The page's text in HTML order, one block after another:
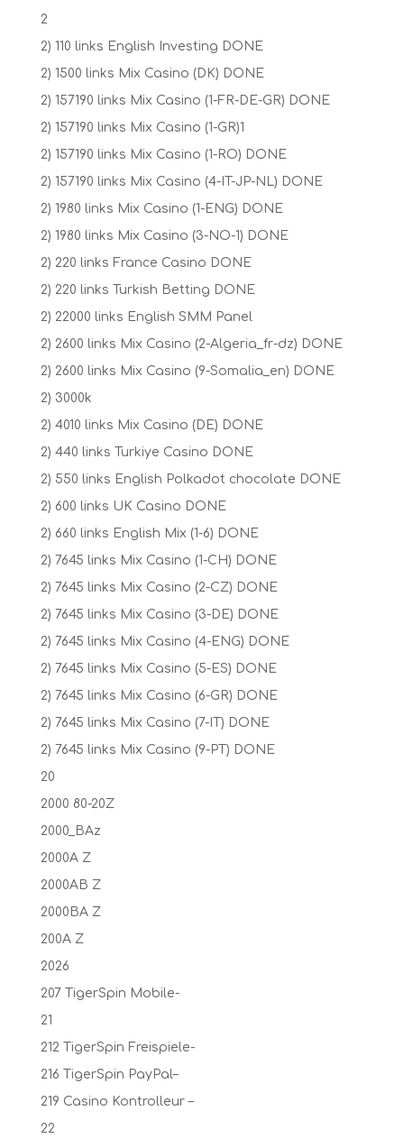
2
2) 110 links English Investing DONE
2) 1500 links Mix Casino (DK) DONE
2) 157190 links Mix Casino (1-FR-DE-GR) DONE
2) 157190 links Mix Casino (1-GR)1
2) 157190 links Mix Casino (1-RO) DONE
2) 157190 links Mix Casino (4-IT-JP-NL) DONE
2) 1980 links Mix Casino (1-ENG) DONE
2) 1980 links Mix Casino (3-NO-1) DONE
2) 220 links France Casino DONE
2) 220 links Turkish Betting DONE
2) 22000 links English SMM Panel
2) 2600 links Mix Casino (2-Algeria_fr-dz) DONE
2) 2600 links Mix Casino (9-Somalia_en) DONE
2) 3000k
2) 4010 links Mix Casino (DE) DONE
2) 440 links Turkiye Casino DONE
2) 550 links English Polkadot chocolate DONE
2) 600 links UK Casino DONE
2) 660 links English Mix (1-6) DONE
2) 7645 links Mix Casino (1-CH) DONE
2) 7645 links Mix Casino (2-CZ) DONE
2) 7645 links Mix Casino (3-DE) DONE
2) 7645 links Mix Casino (4-ENG) DONE
2) 7645 links Mix Casino (5-ES) DONE
2) 7645 links Mix Casino (6-GR) DONE
2) 7645 links Mix Casino (7-IT) DONE
2) 7645 links Mix Casino (9-PT) DONE
20
2000 80-20Z
2000_BAz
2000A Z
2000AB Z
2000BA Z
200A Z
2026
207 TigerSpin Mobile-
21
212 TigerSpin Freispiele-
216 TigerSpin PayPal–
219 Casino Kontrolleur –
22